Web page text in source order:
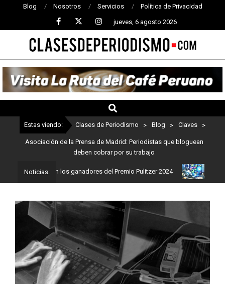
Blog Nosotros Servicios Política de Privacidad
jueves, 6 agosto 2026
CLASES
DE
PERIODISMO
Estas viendo: Clases de Periodismo > Blog > Claves >
Asociación de la Prensa de Madrid: Periodistas que bloguean
deben cobrar por su trabajo
Noticias:
Estos son los ganadores del Premio Pulitzer 2024 Usuarios